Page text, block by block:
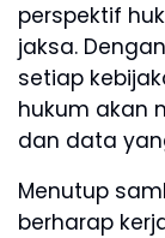
perspektif
jaksa.
setiap
hukum akan
dan data
Menutup
berharap